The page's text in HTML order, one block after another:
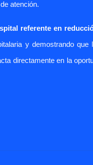
atención.
referente en
y demostrando
directamente en la